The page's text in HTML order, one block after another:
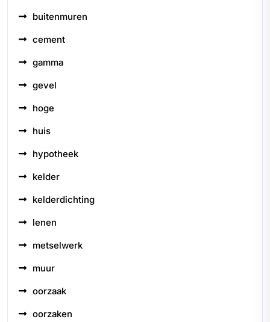
buitenmuren
cement
gamma
gevel
hoge
huis
hypotheek
kelder
kelderdichting
lenen
metselwerk
muur
oorzaak
oorzaken